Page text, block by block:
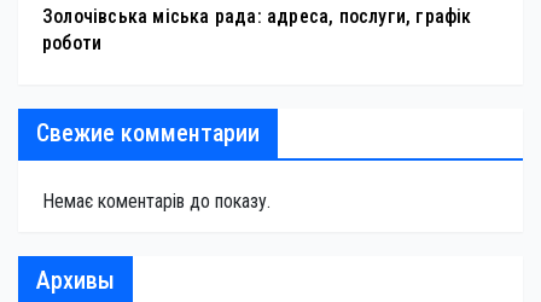
Золочівська міська рада: адреса, послуги, графік
роботи
Свежие комментарии
Немає коментарів до показу.
Архивы